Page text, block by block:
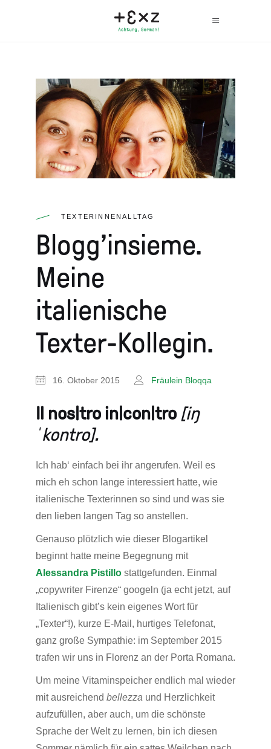
TEXTERINNENALLTAG
Blogg’insieme.
Meine
italienische
Texter-Kollegin.
16. Oktober 2015 Fräulein Bloqqa
Il nos|tro in|con|tro [iŋ
ˈkontro].
Ich hab‘ einfach bei ihr angerufen. Weil es
mich eh schon lange interessiert hatte, wie
italienische Texterinnen so sind und was sie
den lieben langen Tag so anstellen.
Genauso plötzlich wie dieser Blogartikel
beginnt hatte meine Begegnung mit
Alessandra Pistillo stattgefunden. Einmal
„copywriter Firenze“ googeln (ja echt jetzt, auf
Italienisch gibt’s kein eigenes Wort für
„Texter“!), kurze E-Mail, hurtiges Telefonat,
ganz große Sympathie: im September 2015
trafen wir uns in Florenz an der Porta Romana.
Um meine Vitaminspeicher endlich mal wieder
mit ausreichend bellezza und Herzlichkeit
aufzufüllen, aber auch, um die schönste
Sprache der Welt zu lernen, bin ich diesen